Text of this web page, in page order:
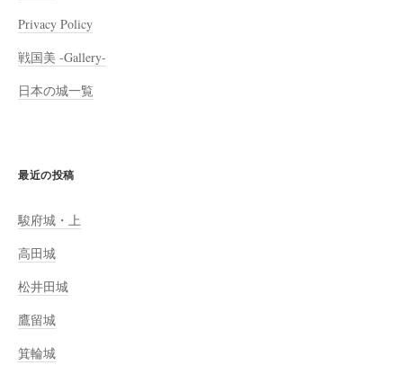
Privacy Policy
戦国美 -Gallery-
日本の城一覧
最近の投稿
駿府城・上
高田城
松井田城
鷹留城
箕輪城